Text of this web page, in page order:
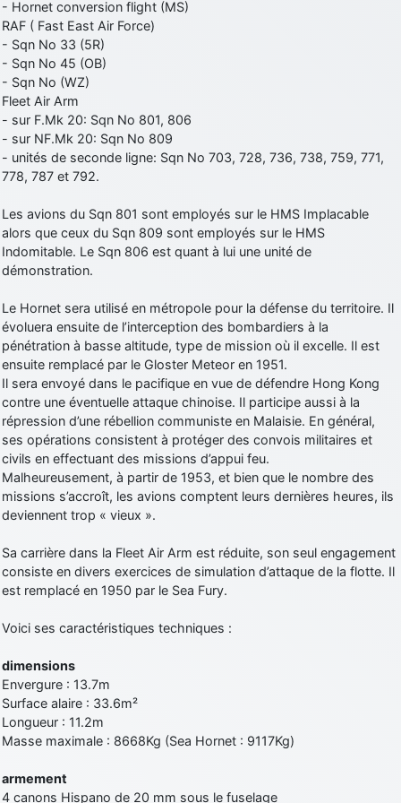
- Hornet conversion flight (MS)
RAF ( Fast East Air Force)
- Sqn No 33 (5R)
- Sqn No 45 (OB)
- Sqn No (WZ)
Fleet Air Arm
- sur F.Mk 20: Sqn No 801, 806
- sur NF.Mk 20: Sqn No 809
- unités de seconde ligne: Sqn No 703, 728, 736, 738, 759, 771,
778, 787 et 792.
Les avions du Sqn 801 sont employés sur le HMS Implacable
alors que ceux du Sqn 809 sont employés sur le HMS
Indomitable. Le Sqn 806 est quant à lui une unité de
démonstration.
Le Hornet sera utilisé en métropole pour la défense du territoire. Il
évoluera ensuite de l’interception des bombardiers à la
pénétration à basse altitude, type de mission où il excelle. Il est
ensuite remplacé par le Gloster Meteor en 1951.
Il sera envoyé dans le pacifique en vue de défendre Hong Kong
contre une éventuelle attaque chinoise. Il participe aussi à la
répression d’une rébellion communiste en Malaisie. En général,
ses opérations consistent à protéger des convois militaires et
civils en effectuant des missions d’appui feu.
Malheureusement, à partir de 1953, et bien que le nombre des
missions s’accroît, les avions comptent leurs dernières heures, ils
deviennent trop « vieux ».
Sa carrière dans la Fleet Air Arm est réduite, son seul engagement
consiste en divers exercices de simulation d’attaque de la flotte. Il
est remplacé en 1950 par le Sea Fury.
Voici ses caractéristiques techniques :
dimensions
Envergure : 13.7m
Surface alaire : 33.6m²
Longueur : 11.2m
Masse maximale : 8668Kg (Sea Hornet : 9117Kg)
armement
4 canons Hispano de 20 mm sous le fuselage